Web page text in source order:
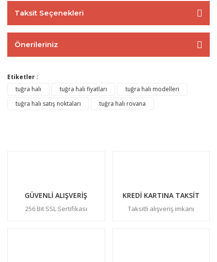
Taksit Seçenekleri
Önerileriniz
Etiketler :
tuğra halı
tuğra halı fiyatları
tuğra halı modelleri
tuğra halı satış noktaları
tuğra halı rovana
GÜVENLİ ALIŞVERİŞ
256 Bit SSL Sertifikası
KREDİ KARTINA TAKSİT
Taksitli alışveriş imkanı